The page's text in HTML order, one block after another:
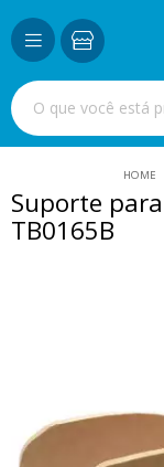
HOME
Suporte
TB0165B